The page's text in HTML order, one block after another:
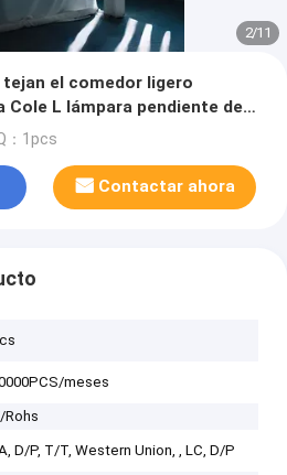
2/11
el comedor ligero
L lámpara pendiente del
la oficina de la pantalla
：1pcs
Contactar ahora
meses
Rohs
D/P, T/T, Western Union, , LC, D/P